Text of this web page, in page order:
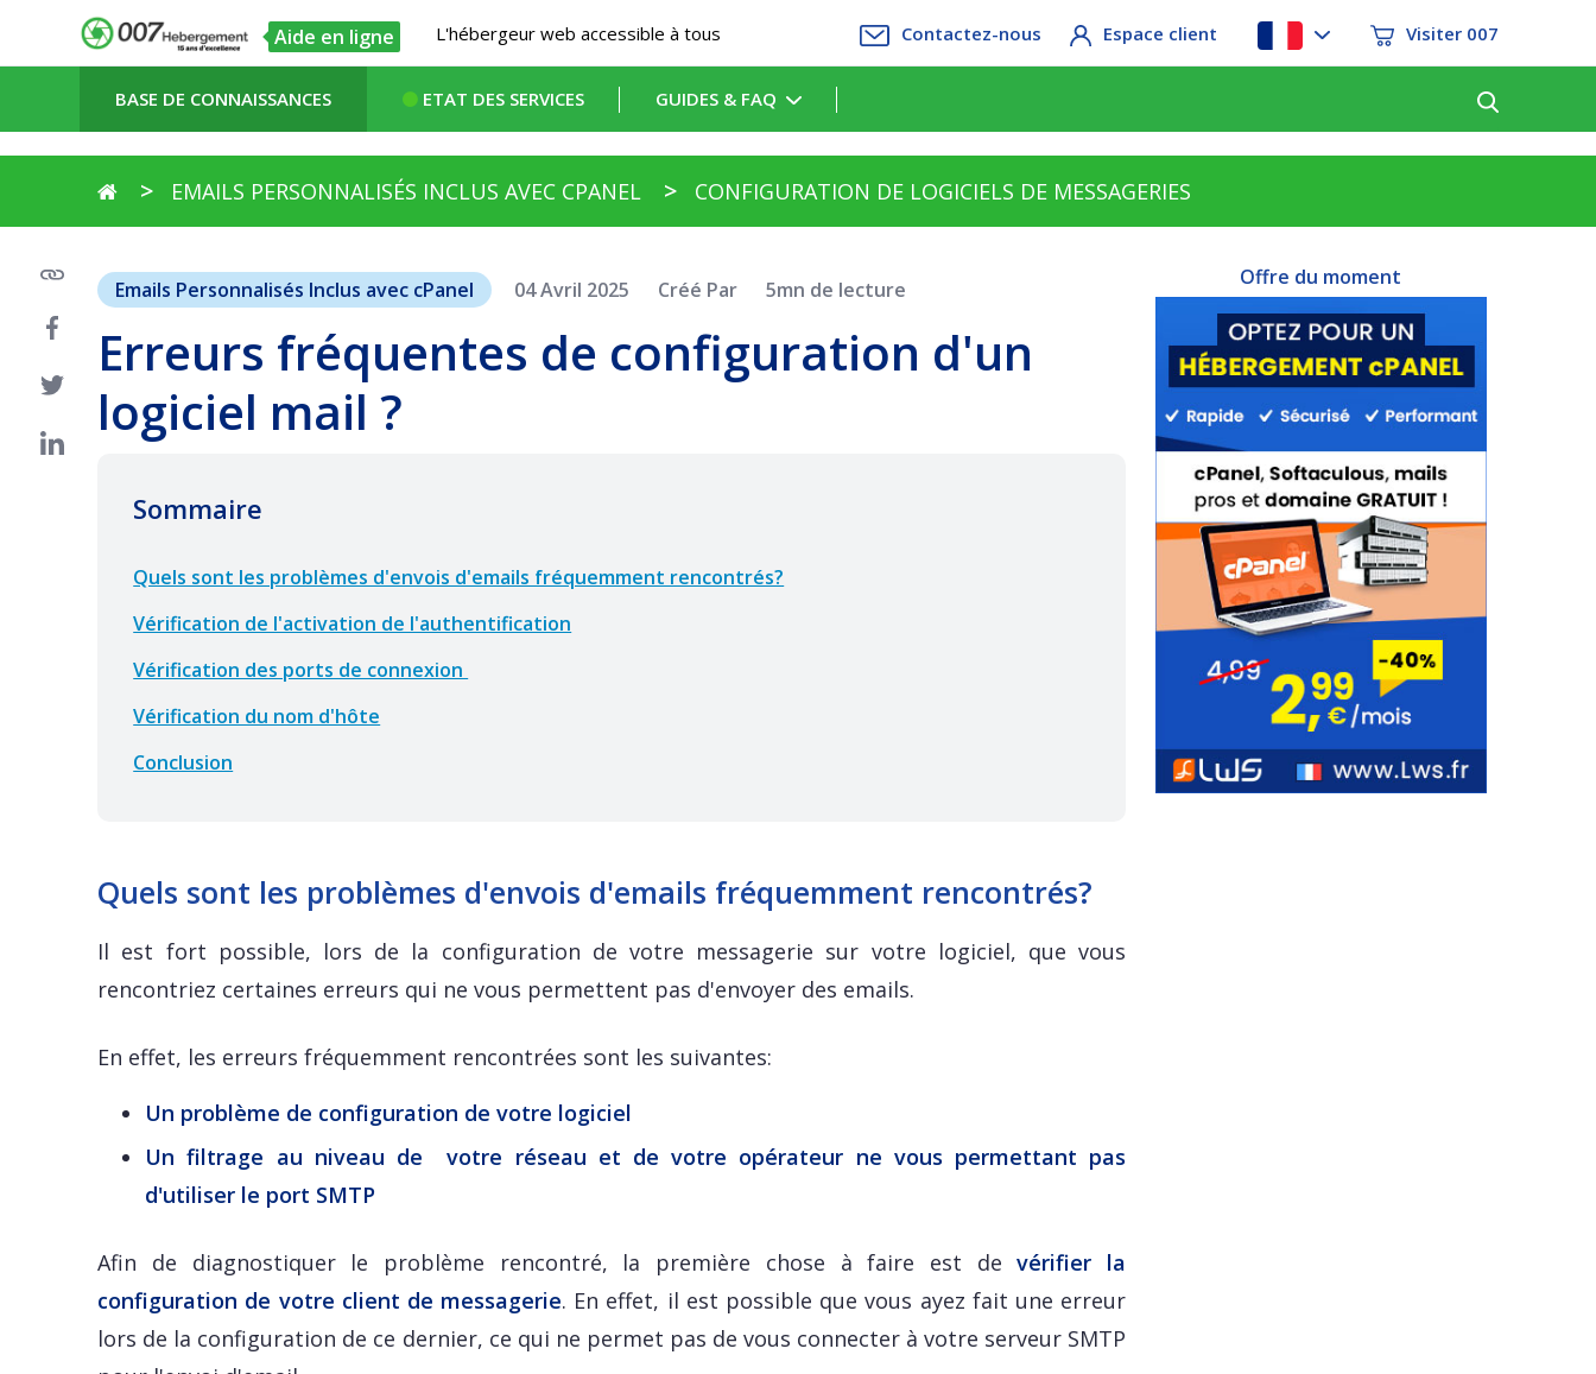
Aide en ligne L'hébergeur web accessible à tous Contactez-nous Espace client Visiter 007
BASE DE CONNAISSANCES ETAT DES SERVICES GUIDES & FAQ
EMAILS PERSONNALISÉS INCLUS AVEC CPANEL CONFIGURATION DE LOGICIELS DE MESSAGERIES
Emails Personnalisés Inclus avec cPanel 04 Avril 2025 Créé Par 5mn de lecture
Erreurs fréquentes de configuration d'un
logiciel mail ?
Sommaire
Quels sont les problèmes d'envois d'emails fréquemment rencontrés?
Vérification de l'activation de l'authentification
Vérification des ports de connexion
Vérification du nom d'hôte
Conclusion
Quels sont les problèmes d'envois d'emails fréquemment rencontrés?
Il est fort possible, lors de la configuration de votre messagerie sur votre logiciel, que vous
rencontriez certaines erreurs qui ne vous permettent pas d'envoyer des emails.
En effet, les erreurs fréquemment rencontrées sont les suivantes:
Un problème de configuration de votre logiciel
Un filtrage au niveau de votre réseau et de votre opérateur ne vous permettant pas
d'utiliser le port SMTP
Afin de diagnostiquer le problème rencontré, la première chose à faire est devérifier la
configuration de votre client de messagerie. En effet, il est possible que vous ayez fait une erreur
lors de la configuration de ce dernier, ce qui ne permet pas de vous connecter à votre serveur SMTP
Offre du moment